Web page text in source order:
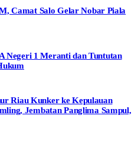
Camat Salo Gelar Nobar Piala
Negeri 1 Meranti dan Tuntutan
Riau Kunker ke Kepulauan
Jembatan Panglima Sampul,